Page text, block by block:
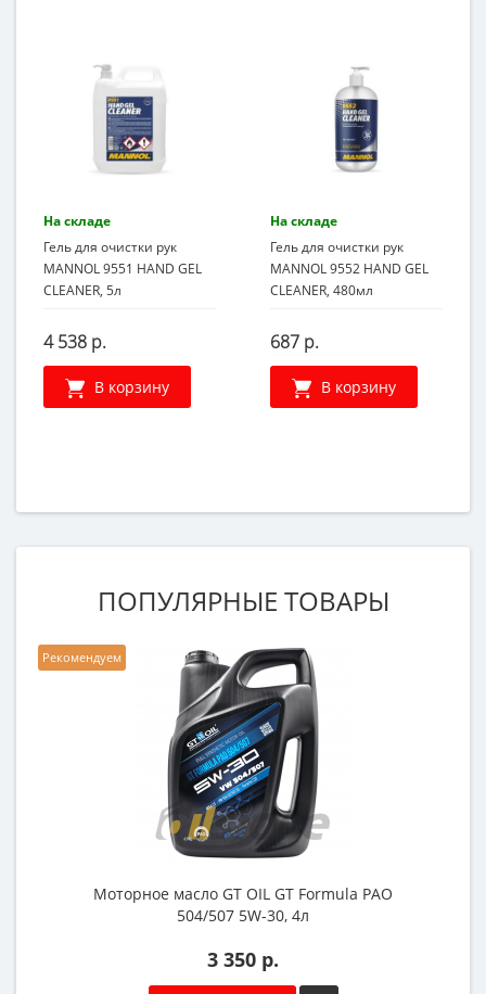
На складе
Гель для очистки рук
MANNOL 9551 HAND GEL
CLEANER, 5л
4 538 р.
В корзину
На складе
Гель для очистки рук
MANNOL 9552 HAND GEL
CLEANER, 480мл
687 р.
В корзину
ПОПУЛЯРНЫЕ ТОВАРЫ
Рекомендуем
Моторное масло GT OIL GT Formula PAO
504/507 5W-30, 4л
3 350 р.